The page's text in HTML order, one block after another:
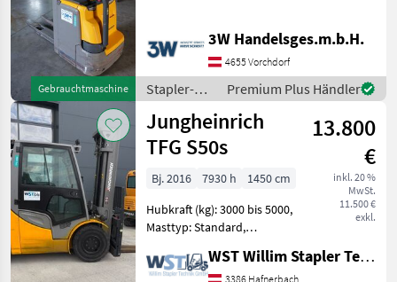
Gebrauchtmaschine
Lagertechnik /
Hochhubwagen, Tragkraft:
1200kg, Hubhöhe: 4300mm,
Stapler- und Lagertechnik
Lagertechn
3W Handelsges.m.b.H.
4655 Vorchdorf
Stapler-
und
Lagertechnik
/
Jungheinrich
Premium Plus Händler
Jungheinrich
TFG S50s
13.800
€
inkl. 20 %
MwSt.
11.500 €
exkl.
Bj. 2016 7930 h
1450 cm
Hubkraft (kg): 3000 bis 5000,
Masttyp: Standard,
Frontstapler /
WST Willim Stapler Technik GmbH
3386 Hafnerbach